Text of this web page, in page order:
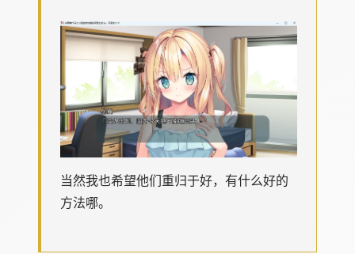
当然我也希望他们重归于好，有什么好的
方法哪。